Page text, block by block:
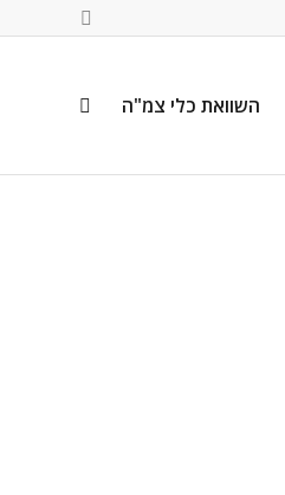
השוואת כלי צמ"ה